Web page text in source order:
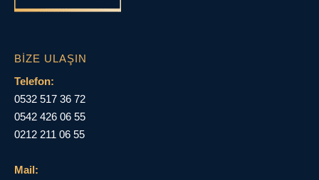
BIZE ULAŞIN
Telefon:
0532 517 36 72
0542 426 06 55
0212 211 06 55
Mail: